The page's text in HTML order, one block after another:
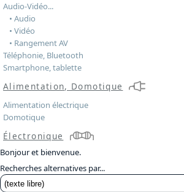
Audio-Vidéo...
• Audio
• Vidéo
• Rangement AV
Téléphonie, Bluetooth
Smartphone, tablette
Alimentation, Domotique
Alimentation électrique
Domotique
Électronique
Bonjour et bienvenue.
Recherches alternatives par...